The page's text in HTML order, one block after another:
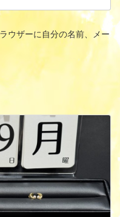
ウザーに自分の名前、メー